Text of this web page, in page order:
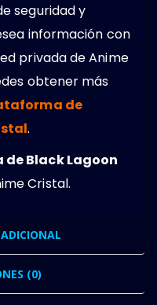
seguridad y
información con
privada de Anime
obtener más
de
.
Black Lagoon
Cristal.
(0)